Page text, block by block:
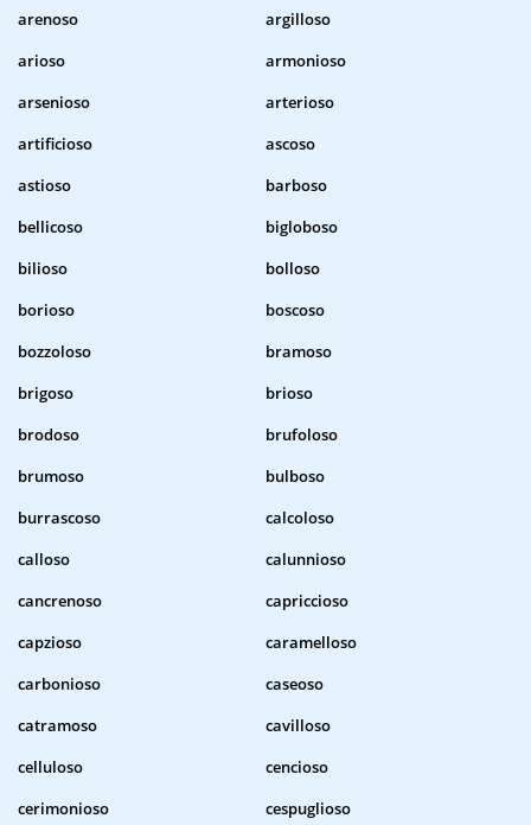
arenoso
argilloso
arioso
armonioso
arsenioso
arterioso
artificioso
ascoso
astioso
barboso
bellicoso
bigloboso
bilioso
bolloso
borioso
boscoso
bozzoloso
bramoso
brigoso
brioso
brodoso
brufoloso
brumoso
bulboso
burrascoso
calcoloso
calloso
calunnioso
cancrenoso
capriccioso
capzioso
caramelloso
carbonioso
caseoso
catramoso
cavilloso
celluloso
cencioso
cerimonioso
cespuglioso